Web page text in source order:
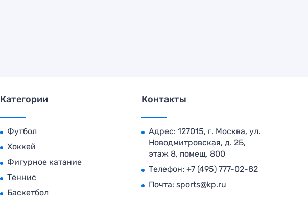
Категории
Футбол
Хоккей
Фигурное катание
Теннис
Баскетбол
Контакты
Адрес: 127015, г. Москва, ул.
Новодмитровская, д. 2Б,
этаж 8, помещ. 800
Телефон: +7 (495) 777-02-82
Почта: sports@kp.ru